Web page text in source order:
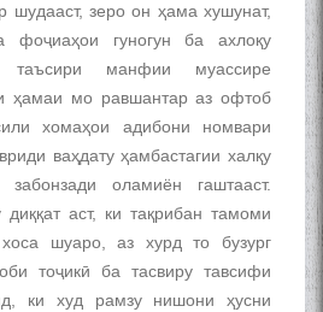
шудааст, зеро он ҳама хушунат,
фоҷиаҳои гуногун ба ахлоқу
таъсири манфии муассире
ҳамаи мо равшантар аз офтоб
хомаҳои адибони номвари
ваҳдату ҳамбастагии халқу
оламиён гаштааст.
аст, ки тақрибан тамоми
шуаро, аз хурд то бузург
тоҷикӣ ба тасвиру тавсифи
ки худ рамзу нишони ҳусни